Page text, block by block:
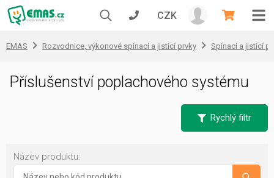
CZK
EMAS Rozvodnice, výkonové spínací a jistící prvky Spínací a jistící
Příslušenství poplachového systému
Rychlý filtr
Název produktu: